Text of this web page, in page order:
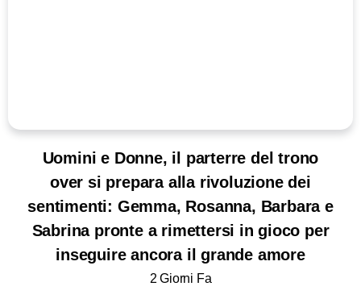
Uomini e Donne, il parterre del trono
over si prepara alla rivoluzione dei
sentimenti: Gemma, Rosanna, Barbara e
Sabrina pronte a rimettersi in gioco per
inseguire ancora il grande amore
2 Giorni Fa